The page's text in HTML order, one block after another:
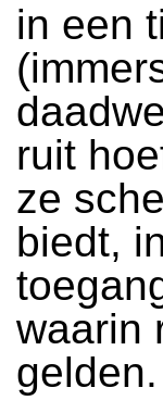
in een
ruit
ze
biedt,
waarin
gelden.